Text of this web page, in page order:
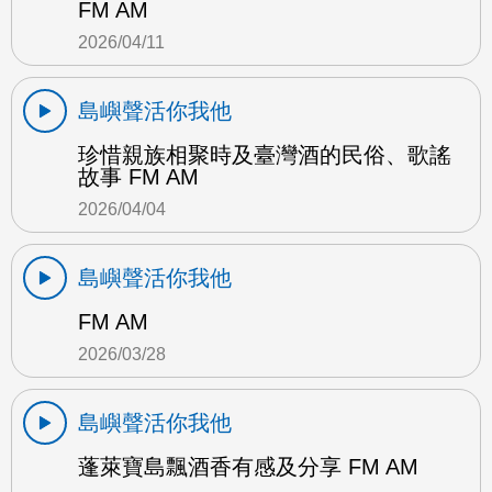
FM AM
2026/04/11
島嶼聲活你我他
珍惜親族相聚時及臺灣酒的民俗、歌謠
故事 FM AM
2026/04/04
島嶼聲活你我他
FM AM
2026/03/28
島嶼聲活你我他
蓬萊寶島飄酒香有感及分享 FM AM